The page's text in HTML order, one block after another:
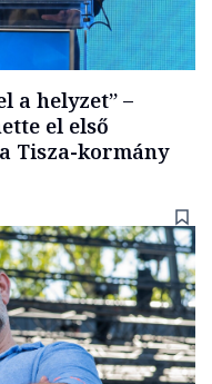
a helyzet” –
el első
Tisza-kormány